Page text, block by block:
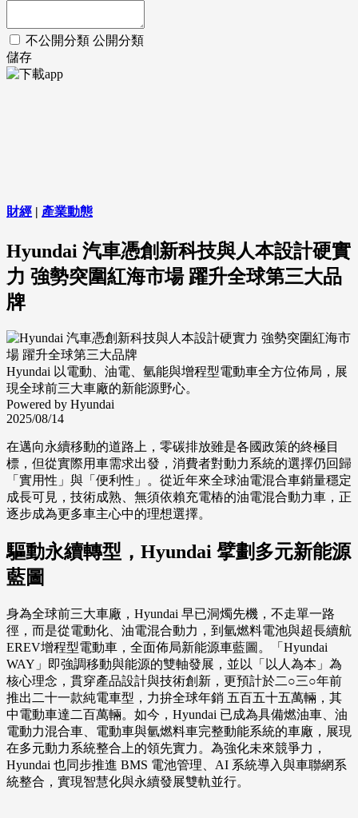
不公開分類 公開分類
儲存
財經 | 產業動態
Hyundai 汽車憑創新科技與人本設計硬實
力 強勢突圍紅海市場 躍升全球第三大品
牌
Hyundai 以電動、油電、氫能與增程型電動車全方位佈局，展
現全球前三大車廠的新能源野心。
Powered by Hyundai
2025/08/14
在邁向永續移動的道路上，零碳排放雖是各國政策的終極目
標，但從實際用車需求出發，消費者對動力系統的選擇仍回歸
「實用性」與「便利性」。從近年來全球油電混合車銷量穩定
成長可見，技術成熟、無須依賴充電樁的油電混合動力車，正
逐步成為更多車主心中的理想選擇。
驅動永續轉型，Hyundai 擘劃多元新能源
藍圖
身為全球前三大車廠，Hyundai 早已洞燭先機，不走單一路
徑，而是從電動化、油電混合動力，到氫燃料電池與超長續航
EREV增程型電動車，全面佈局新能源車藍圖。「Hyundai
WAY」即強調移動與能源的雙軸發展，並以「以人為本」為
核心理念，貫穿產品設計與技術創新，更預計於二○三○年前
推出二十一款純電車型，力拚全球年銷 五百五十五萬輛，其
中電動車達二百萬輛。如今，Hyundai 已成為具備燃油車、油
電動力混合車、電動車與氫燃料車完整動能系統的車廠，展現
在多元動力系統整合上的領先實力。為強化未來競爭力，
Hyundai 也同步推進 BMS 電池管理、AI 系統導入與車聯網系
統整合，實現智慧化與永續發展雙軌並行。